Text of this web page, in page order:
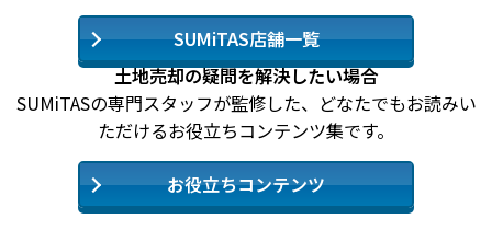
SUMiTAS店舗一覧
土地売却の疑問を解決したい場合
SUMiTASの専門スタッフが監修した、どなたでもお読みい
ただけるお役立ちコンテンツ集です。
お役立ちコンテンツ